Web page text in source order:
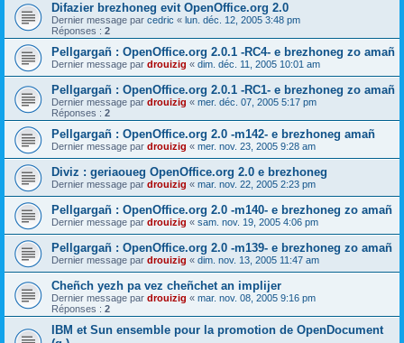
Difazier brezhoneg evit OpenOffice.org 2.0
Dernier message par cedric « lun. déc. 12, 2005 3:48 pm
Réponses : 2
Pellgargañ : OpenOffice.org 2.0.1 -RC4- e brezhoneg zo amañ
Dernier message par drouizig « dim. déc. 11, 2005 10:01 am
Pellgargañ : OpenOffice.org 2.0.1 -RC1- e brezhoneg zo amañ
Dernier message par drouizig « mer. déc. 07, 2005 5:17 pm
Réponses : 2
Pellgargañ : OpenOffice.org 2.0 -m142- e brezhoneg amañ
Dernier message par drouizig « mer. nov. 23, 2005 9:28 am
Diviz : geriaoueg OpenOffice.org 2.0 e brezhoneg
Dernier message par drouizig « mar. nov. 22, 2005 2:23 pm
Pellgargañ : OpenOffice.org 2.0 -m140- e brezhoneg zo amañ
Dernier message par drouizig « sam. nov. 19, 2005 4:06 pm
Pellgargañ : OpenOffice.org 2.0 -m139- e brezhoneg zo amañ
Dernier message par drouizig « dim. nov. 13, 2005 11:47 am
Cheñch yezh pa vez cheñchet an implijer
Dernier message par drouizig « mar. nov. 08, 2005 9:16 pm
Réponses : 2
IBM et Sun ensemble pour la promotion de OpenDocument